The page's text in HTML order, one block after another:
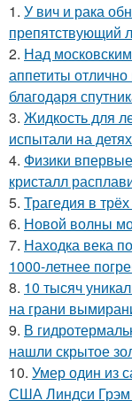
1. У вич и рака
препятствующий
2. Над
аппетиты
благодаря
3. Жидкость для
испытали на
4. Физики
кристалл
5. Трагедия в трёх
6. Новой волны
7. Находка века
1000-летнее
8. 10 тысяч
на грани
9. В
нашли скрытое
10. Умер один из
США Линдси Грэм